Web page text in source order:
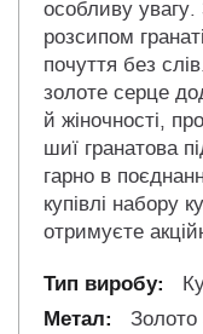
особливу увагу.
розсипом
почуття без
золоте серце
й жіночності,
шиї гранатова
гарно в
купівлі набору
отримуєте
Золото